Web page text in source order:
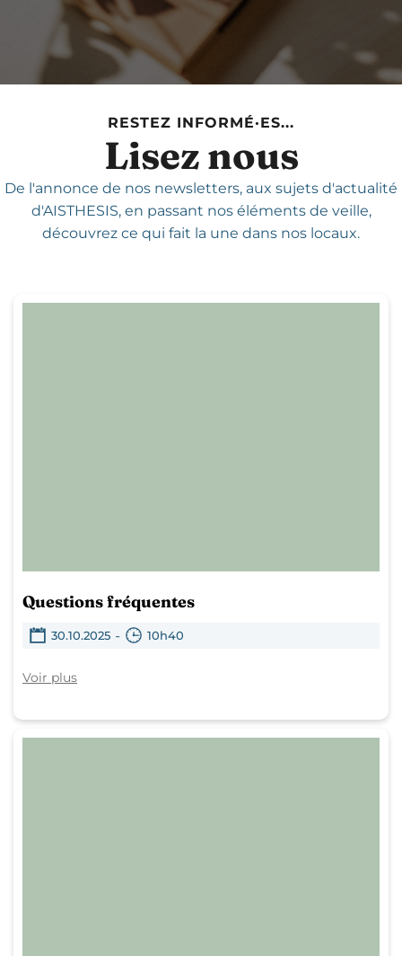
RESTEZ INFORMÉ·ES...
Lisez nous
De l'annonce de nos newsletters, aux sujets d'actualité
d'AISTHESIS,en passant nos éléments de veille,
découvrez ce qui fait la une dans nos locaux.
Questions fréquentes
30.10.2025 - 10h40
Voir plus